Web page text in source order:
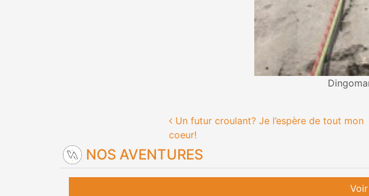
Navigation des articles
Un futur croulant? Je l’espère de tout mon
coeur!
NOS AVENTURES